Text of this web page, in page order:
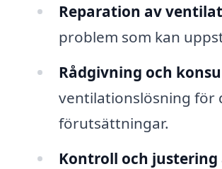
Reparation av
problem som kan
Rådgivning och
ventilationslösning för
förutsättningar.
Kontroll och